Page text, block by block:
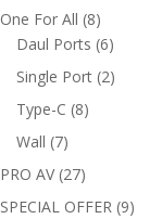
One For All 88
products
Daul Ports 66
products
Single Port 22
Type-C 88
Wall 77
products
PRO AV 2727
products
SPECIAL OFFER 99